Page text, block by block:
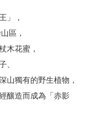
」，
區，
木花蜜，
、
山獨有的野生植物，
釀造而成為「赤影